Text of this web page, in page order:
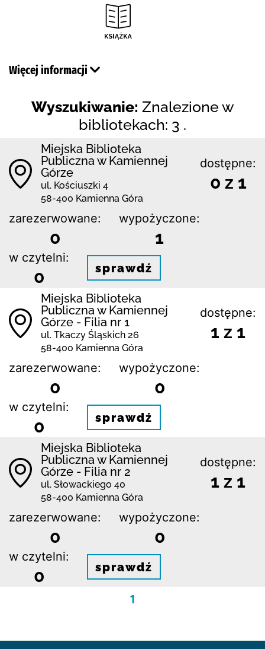
Więcej informacji
Wyszukiwanie: Znalezione w
bibliotekach: 3 .
Miejska Biblioteka
Publiczna w Kamiennej
Górze
ul. Kościuszki 4
58-400 Kamienna Góra
dostępne:
0 z 1
zarezerwowane:
0
wypożyczone:
1
w czytelni:
0 sprawdź
Miejska Biblioteka
Publiczna w Kamiennej
Górze - Filia nr 1
ul. Tkaczy Śląskich 26
58-400 Kamienna Góra
dostępne:
1 z 1
zarezerwowane:
0
wypożyczone:
0
w czytelni:
0 sprawdź
Miejska Biblioteka
Publiczna w Kamiennej
Górze - Filia nr 2
ul. Słowackiego 40
58-400 Kamienna Góra
dostępne:
1 z 1
zarezerwowane:
0
wypożyczone:
0
w czytelni:
0 sprawdź
1